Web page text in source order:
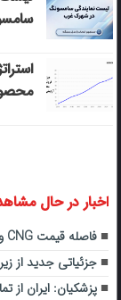
اخبار در حال
فاصله قیمت CNG و بنزین صفر شد
جزئیاتی جدید از
پزشکیان: ایران از